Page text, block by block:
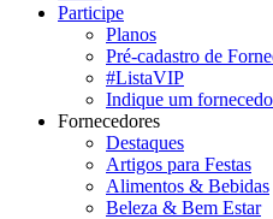
Participe
Planos
Pré-cadastro de
#ListaVIP
Indique um
Fornecedores
Destaques
Artigos para Festas
Alimentos & Bebidas
Beleza & Bem Estar